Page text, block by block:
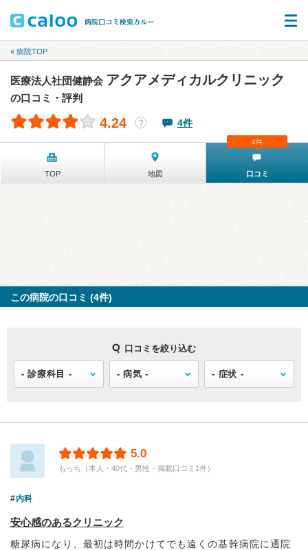
« 病院TOP
医療法人社団健静会 アクアメディカルクリニック
の口コミ・評判
4.24 ？ 4件
TOP 地図 口コミ
4件
この病院の口コミ (4件)
口コミを絞り込む
5.0
もっち（本人・40代・男性・掲載口コミ1件）
内科
安心感のあるクリニック
糖尿病になり、最初は時間かけてでも遠くの基幹病院に通院